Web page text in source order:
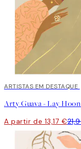
40%*
ARTISTAS EM DESTAQUE
A partir de 13,17 €